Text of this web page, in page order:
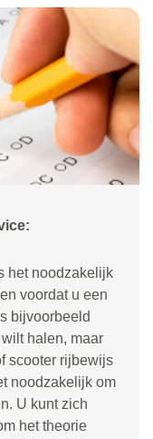
het noodzakelijk
voordat u een
bijvoorbeeld
halen, maar
scooter rijbewijs
noodzakelijk om
U kunt zich
het theorie